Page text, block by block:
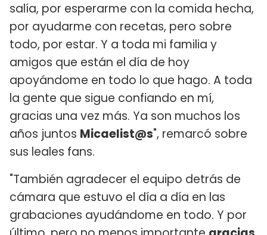
salía, por esperarme con la comida hecha,
por ayudarme con recetas, pero sobre
todo, por estar. Y a toda mi familia y
amigos que están el día de hoy
apoyándome en todo lo que hago. A toda
la gente que sigue confiando en mí,
gracias una vez más. Ya son muchos los
años juntos Micaelist@s", remarcó sobre
sus leales fans.
"También agradecer el equipo detrás de
cámara que estuvo el día a día en las
grabaciones ayudándome en todo. Y por